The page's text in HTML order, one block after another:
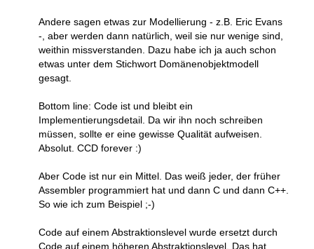
Andere sagen etwas zur Modellierung - z.B. Eric Evans
-, aber werden dann natürlich, weil sie nur wenige sind,
weithin missverstanden. Dazu habe ich ja auch schon
etwas unter dem Stichwort Domänenobjektmodell
gesagt.
Bottom line: Code ist und bleibt ein
Implementierungsdetail. Da wir ihn noch schreiben
müssen, sollte er eine gewisse Qualität aufweisen.
Absolut. CCD forever :)
Aber Code ist nur ein Mittel. Das weiß jeder, der früher
Assembler programmiert hat und dann C und dann C++.
So wie ich zum Beispiel ;-)
Code auf einem Abstraktionslevel wurde ersetzt durch
Code auf einem höheren Abstraktionslevel. Das hat